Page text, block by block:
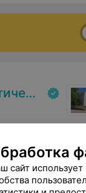
свое здоровье врачам вашей клиники!
сайт